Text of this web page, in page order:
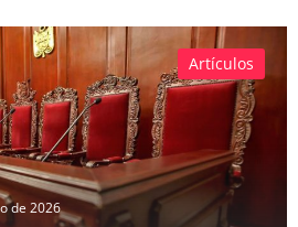
de 2026
Artículos